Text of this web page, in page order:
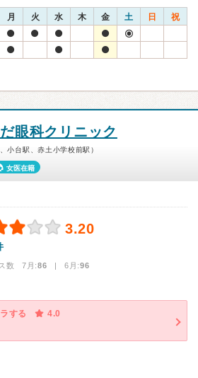
月 火 水 木 金 土 日 祝
眼科クリニック
小台駅、赤土小学校前駅）
女医在籍
3.20
数 7月:86 | 6月:96
する
4.0